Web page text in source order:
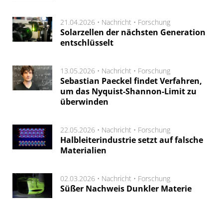
21.04.2026 • Nachricht • Forschung
Solarzellen der nächsten Generation
entschlüsselt
13.05.2026 • Nachricht • Forschung
Sebastian Paeckel findet Verfahren,
um das Nyquist-Shannon-Limit zu
überwinden
22.05.2026 • Nachricht • Forschung
Halbleiterindustrie setzt auf falsche
Materialien
02.03.2026 • Nachricht • Forschung
Süßer Nachweis Dunkler Materie